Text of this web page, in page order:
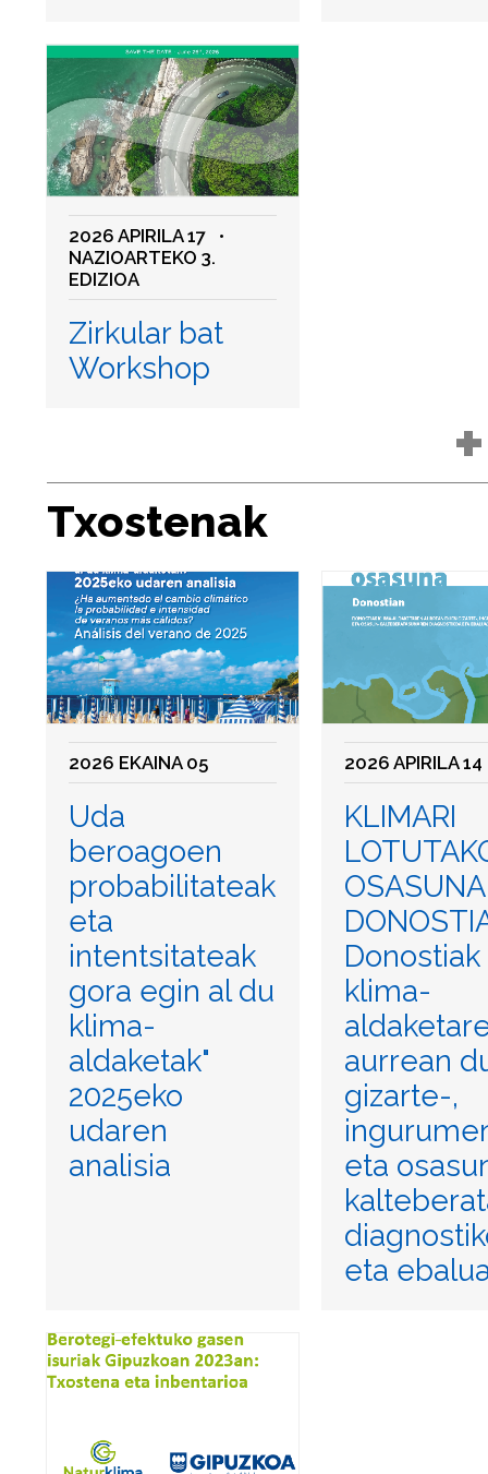
2026 APIRILA 17•
NAZIOARTEKO 3.
EDIZIOA
Zirkular bat
Workshop
+
Txostenak
2026 EKAINA 05
Uda
beroagoen
probabilitateak
eta
intentsitateak
gora egin al du
klima-
aldaketak"
2025eko
udaren
analisia
2026 APIRILA 14
KLIMARI
OSASUNA
Donostiak
klima-
aurrean
gizarte-,
eta
eta